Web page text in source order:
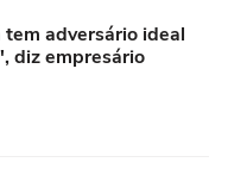
tem adversário ideal
diz empresário